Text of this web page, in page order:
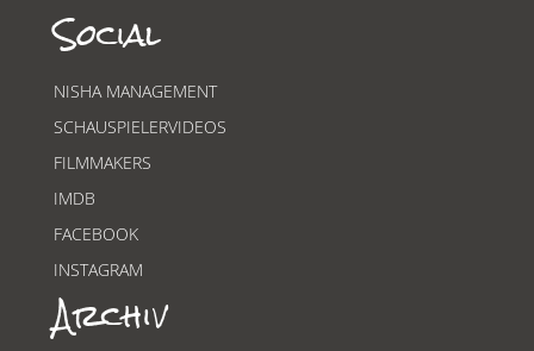
Social
NISHA MANAGEMENT
SCHAUSPIELERVIDEOS
FILMMAKERS
IMDB
FACEBOOK
INSTAGRAM
Archiv